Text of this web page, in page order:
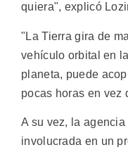
quiera", explicó
"La Tierra gira de
vehículo orbital en
planeta, puede
pocas horas en vez
A su vez, la
involucrada en un